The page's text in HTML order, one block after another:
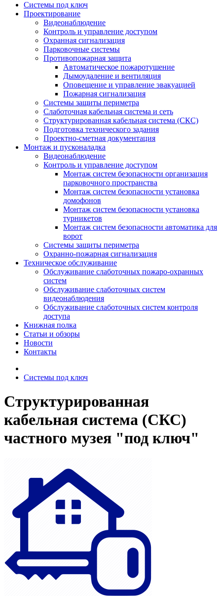
Системы под ключ
Проектирование
Видеонаблюдение
Контроль и управление доступом
Охранная сигнализация
Парковочные системы
Противопожарная защита
Автоматическое пожаротушение
Дымоудаление и вентиляция
Оповещение и управление эвакуацией
Пожарная сигнализация
Системы защиты периметра
Слаботочная кабельная система и сеть
Структурированная кабельная система (СКС)
Подготовка технического задания
Проектно-сметная документация
Монтаж и пусконаладка
Видеонаблюдение
Контроль и управление доступом
Монтаж систем безопасности организация
парковочного пространства
Монтаж систем безопасности установка
домофонов
Монтаж систем безопасности установка
турникетов
Монтаж систем безопасности автоматика для
ворот
Системы защиты периметра
Охранно-пожарная сигнализация
Техническое обслуживание
Обслуживание слаботочных пожаро-охранных
систем
Обслуживание слаботочных систем
видеонаблюдения
Обслуживание слаботочных систем контроля
доступа
Книжная полка
Статьи и обзоры
Новости
Контакты
Системы под ключ
Структурированная
кабельная система (СКС)
частного музея "под ключ"